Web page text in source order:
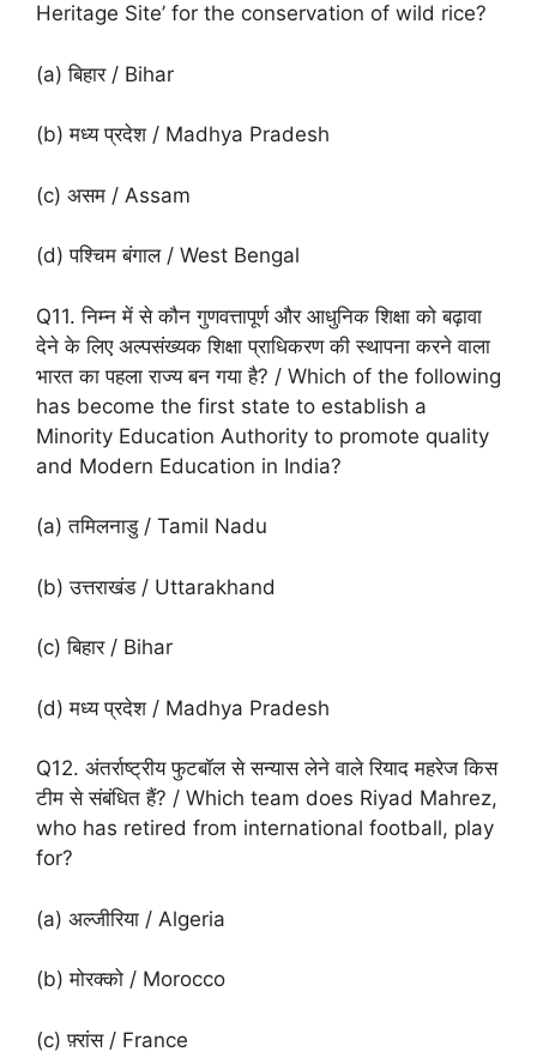
Heritage Site’ for the conservation of wild rice?
(a) बिहार / Bihar
(b) मध्य प्रदेश / Madhya Pradesh
(c) असम / Assam
(d) पश्चिम बंगाल / West Bengal
Q11. निम्न में से कौन गुणवत्तापूर्ण और आधुनिक शिक्षा को बढ़ावा
देने के लिए अल्पसंख्यक शिक्षा प्राधिकरण की स्थापना करने वाला
भारत का पहला राज्य बन गया है? / Which of the following
has become the first state to establish a
Minority Education Authority to promote quality
and Modern Education in India?
(a) तमिलनाडु / Tamil Nadu
(b) उत्तराखंड / Uttarakhand
(c) बिहार / Bihar
(d) मध्य प्रदेश / Madhya Pradesh
Q12. अंतर्राष्ट्रीय फुटबॉल से सन्यास लेने वाले रियाद महरेज किस
टीम से संबंधित हैं? / Which team does Riyad Mahrez,
who has retired from international football, play
for?
(a) अल्जीरिया / Algeria
(b) मोरक्को / Morocco
(c) फ़्रांस / France